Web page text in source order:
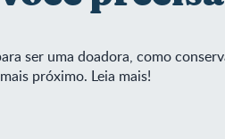
ser uma doadora, como
próximo. Leia mais!